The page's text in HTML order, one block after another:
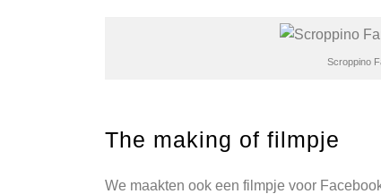
Scroppino
The making of filmpje
We maakten ook een filmpje voor